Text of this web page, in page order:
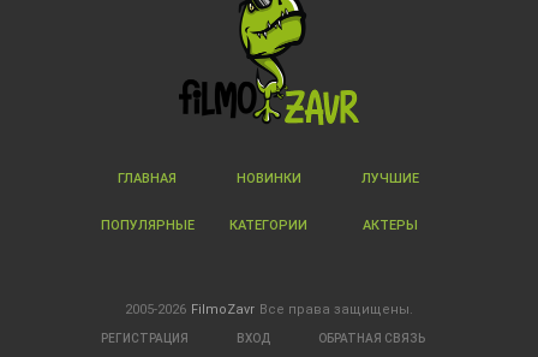
ГЛАВНАЯ НОВИНКИ ЛУЧШИЕ
ПОПУЛЯРНЫЕ КАТЕГОРИИ АКТЕРЫ
2005-2026 FilmoZavr Все права защищены.
РЕГИСТРАЦИЯ ВХОД ОБРАТНАЯ СВЯЗЬ